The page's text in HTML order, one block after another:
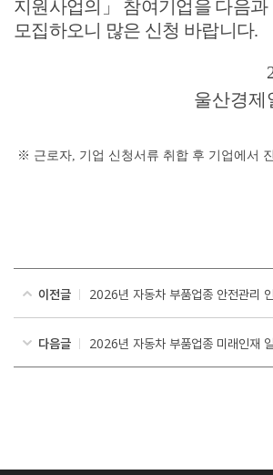
지원사업의 」 참여기업을 다음과
모집하오니 많은 신청 바랍니다.
울산경제
※ 근로자, 기업 신청서류 취합 후 기업에서
이전글
다음글